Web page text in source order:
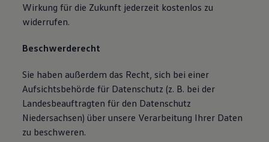
Wirkung für die Zukunft jederzeit kostenlos zu
widerrufen.
Beschwerderecht
Sie haben außerdem das Recht, sich bei einer
Aufsichtsbehörde für Datenschutz (z. B. bei der
Landesbeauftragten für den Datenschutz
Niedersachsen) über unsere Verarbeitung Ihrer Daten
zu beschweren.